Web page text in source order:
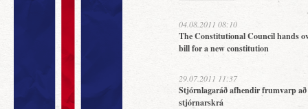
04.08.2011 08:10
The Constitutional Council hands
bill for a new constitution
29.07.2011 11:37
Stjórnlagaráð afhendir frumvarp
stjórnarskrá